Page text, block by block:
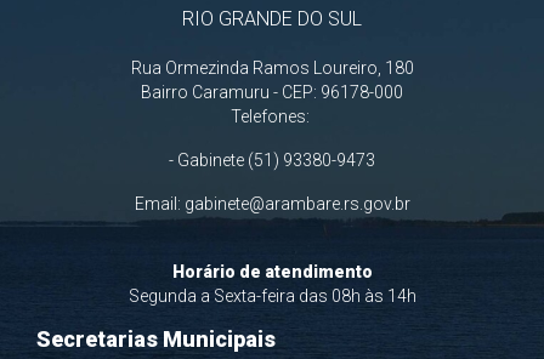
RIO GRANDE DO SUL
Rua Ormezinda Ramos Loureiro, 180
Bairro Caramuru - CEP: 96178-000
Telefones:
- Gabinete (51) 93380-9473
Email: gabinete@arambare.rs.gov.br
Horário de atendimento
Segunda a Sexta-feira das 08h às 14h
Secretarias Municipais